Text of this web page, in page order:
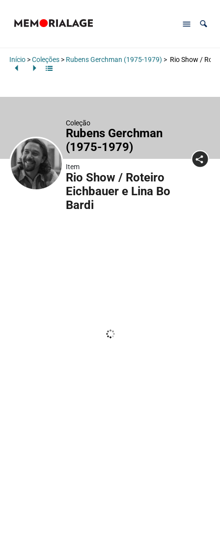
Início>Coleções> Rubens Gerchman (1975-1979) > Rio Show /
Coleção
Rubens Gerchman
(1975-1979)
Item
Rio Show / Roteiro
Eichbauer e Lina Bo
Bardi